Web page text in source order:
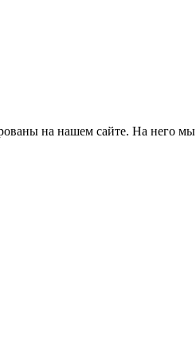
на нашем сайте. На него